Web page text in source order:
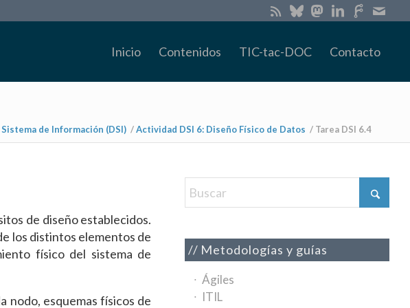
Inicio Contenidos TIC-tac-DOC Contacto
de Información (DSI) /Actividad DSI 6: Diseño Físico de Datos / Tarea DSI 6.4
de diseño establecidos.
los distintos elementos de
físico del sistema de
nodo, esquemas físicos de
Metodologías y guías
Ágiles
ITIL